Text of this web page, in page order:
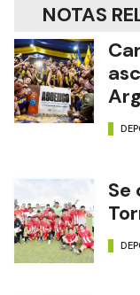
NOTAS
Se